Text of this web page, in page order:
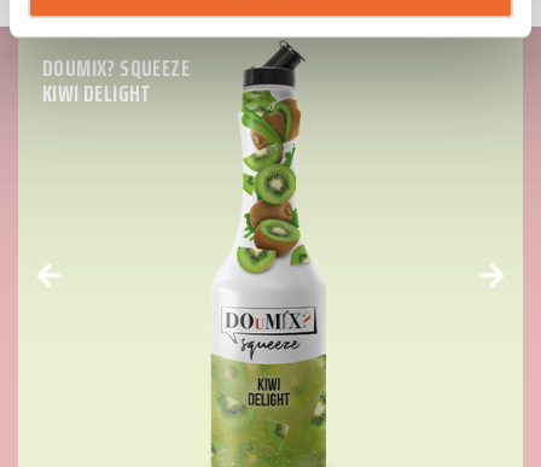
DOUMIX? SQUEEZE
KIWI DELIGHT